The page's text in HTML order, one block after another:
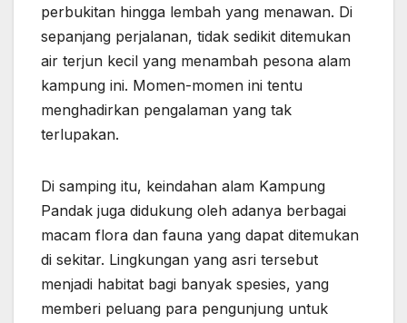
perbukitan hingga lembah yang menawan. Di
sepanjang perjalanan, tidak sedikit ditemukan
air terjun kecil yang menambah pesona alam
kampung ini. Momen-momen ini tentu
menghadirkan pengalaman yang tak
terlupakan.
Di samping itu, keindahan alam Kampung
Pandak juga didukung oleh adanya berbagai
macam flora dan fauna yang dapat ditemukan
di sekitar. Lingkungan yang asri tersebut
menjadi habitat bagi banyak spesies, yang
memberi peluang para pengunjung untuk